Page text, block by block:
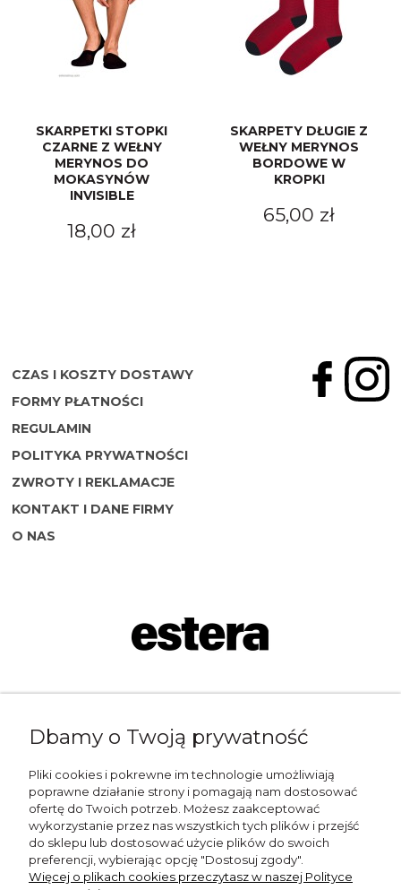
SKARPETKI STOPKI
CZARNE Z WEŁNY
MERYNOS DO
MOKASYNÓW
INVISIBLE
18,00 zł
SKARPETY DŁUGIE Z
WEŁNY MERYNOS
BORDOWE W
KROPKI
65,00 zł
CZAS I KOSZTY DOSTAWY
FORMY PŁATNOŚCI
REGULAMIN
POLITYKA PRYWATNOŚCI
ZWROTY I REKLAMACJE
KONTAKT I DANE FIRMY
O NAS
shop@esterashop.com
+48 785 709 330
ESTERA
Otolice 68
99-400 Łowicz
Dbamy o Twoją prywatność
Pliki cookies i pokrewne im technologie umożliwiają
poprawne działanie strony i pomagają nam dostosować
ofertę do Twoich potrzeb. Możesz zaakceptować
wykorzystanie przez nas wszystkich tych plików i przejść
do sklepu lub dostosować użycie plików do swoich
preferencji, wybierając opcję "Dostosuj zgody".
Więcej o plikach cookies przeczytasz w naszej Polityce